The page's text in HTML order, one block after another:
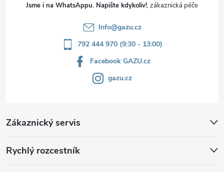
Jsme i na WhatsAppu. Napište kdykoliv!
Info@gazu.cz
792 444 970 (9:30 - 13:00)
Facebook GAZU.cz
gazu.cz
Zákaznický servis
Rychlý rozcestník